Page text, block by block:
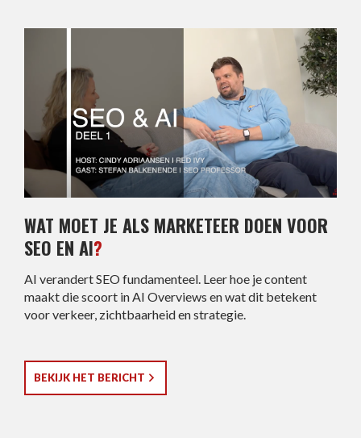
WAT MOET JE ALS MARKETEER DOEN VOOR
SEO EN AI?
AI verandert SEO fundamenteel. Leer hoe je content
maakt die scoort in AI Overviews en wat dit betekent
voor verkeer, zichtbaarheid en strategie.
BEKIJK HET BERICHT